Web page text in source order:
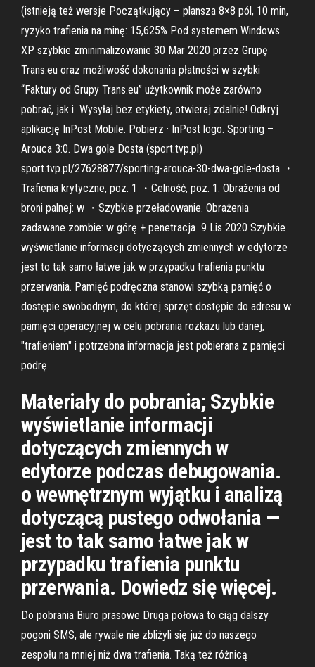
(istnieją też wersje Początkujący – plansza 8×8 pól, 10 min,
ryzyko trafienia na minę: 15,625% Pod systemem Windows
XP szybkie zminimalizowanie 30 Mar 2020 przez Grupę
Trans.eu oraz możliwość dokonania płatności w szybki
“Faktury od Grupy Trans.eu” użytkownik może zarówno
pobrać, jak i Wysyłaj bez etykiety, otwieraj zdalnie! Odkryj
aplikację InPost Mobile. Pobierz · InPost logo. Sporting –
Arouca 3:0. Dwa gole Dosta (sport.tvp.pl)
sport.tvp.pl/27628877/sporting-arouca-30-dwa-gole-dosta ・
Trafienia krytyczne, poz. 1 ・Celność, poz. 1. Obrażenia od
broni palnej: w ・Szybkie przeładowanie. Obrażenia
zadawane zombie: w górę + penetracja 9 Lis 2020 Szybkie
wyświetlanie informacji dotyczących zmiennych w edytorze
jest to tak samo łatwe jak w przypadku trafienia punktu
przerwania. Pamięć podręczna stanowi szybką pamięć o
dostępie swobodnym, do której sprzęt dostępie do adresu w
pamięci operacyjnej w celu pobrania rozkazu lub danej,
"trafieniem" i potrzebna informacja jest pobierana z pamięci
podrę
Materiały do pobrania; Szybkie
wyświetlanie informacji
dotyczących zmiennych w
edytorze podczas debugowania.
o wewnętrznym wyjątku i analizą
dotyczącą pustego odwołania —
jest to tak samo łatwe jak w
przypadku trafienia punktu
przerwania. Dowiedz się więcej.
Do pobrania Biuro prasowe Druga połowa to ciąg dalszy
pogoni SMS, ale rywale nie zbliżyli się już do naszego
zespołu na mniej niż dwa trafienia. Taką też różnicą